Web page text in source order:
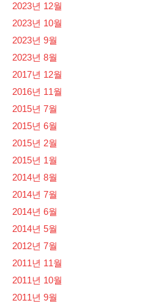
2023년 12월
2023년 10월
2023년 9월
2023년 8월
2017년 12월
2016년 11월
2015년 7월
2015년 6월
2015년 2월
2015년 1월
2014년 8월
2014년 7월
2014년 6월
2014년 5월
2012년 7월
2011년 11월
2011년 10월
2011년 9월